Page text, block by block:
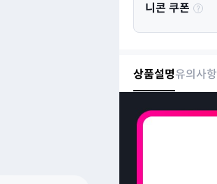
니콘 쿠폰
상품설명유의사항